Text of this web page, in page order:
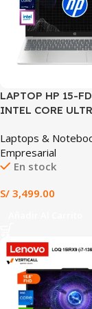
LAPTOP HP 15-
INTEL CORE
INTEL GRAPHICS
WIN 11 PLATEADO
FD2373LA)
Laptops &
Empresarial
En stock
S/ 3,499.00